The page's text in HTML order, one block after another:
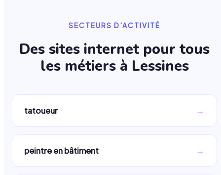
SECTEURS D'ACTIVITÉ
Des sites internet pour tous
les métiers à Lessines
tatoueur →
peintre en bâtiment →